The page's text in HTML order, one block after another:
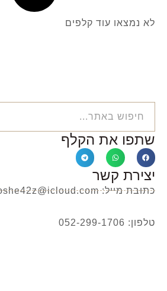
לא נמצאו עוד קלפים
יצירת קשר
כתובת מייל: moshe42z@icloud.com
טלפון: 052-299-1706
שתפו את הקלף